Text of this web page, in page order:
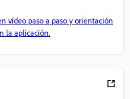
vídeo paso a paso y orientación
la aplicación.